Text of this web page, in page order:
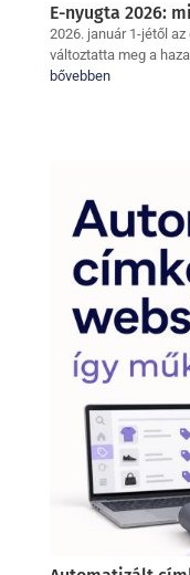
E-nyugta 2026:
2026. január 1-jétől
változtatta meg a
bővebben